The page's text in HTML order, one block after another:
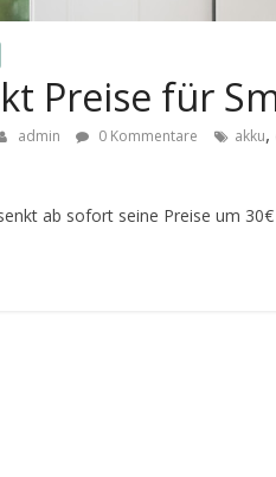
Preise für
admin 0 Kommentare akku,
ab sofort seine Preise um 30€